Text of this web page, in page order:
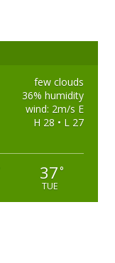
few clouds
36% humidity
wind: 2m/s E
H 28 • L 27
37°
TUE